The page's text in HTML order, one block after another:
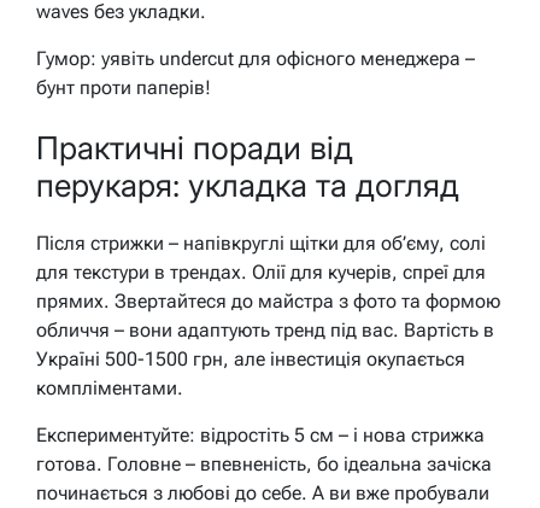
waves без укладки.
Гумор: уявіть undercut для офісного менеджера –
бунт проти паперів!
Практичні поради від
перукаря: укладка та догляд
Після стрижки – напівкруглі щітки для об’єму, солі
для текстури в трендах. Олії для кучерів, спреї для
прямих. Звертайтеся до майстра з фото та формою
обличчя – вони адаптують тренд під вас. Вартість в
Україні 500-1500 грн, але інвестиція окупається
компліментами.
Експериментуйте: відростіть 5 см – і нова стрижка
готова. Головне – впевненість, бо ідеальна зачіска
починається з любові до себе. А ви вже пробували